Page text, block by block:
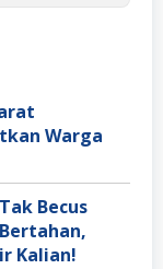
Warga
Becus
Kalian!